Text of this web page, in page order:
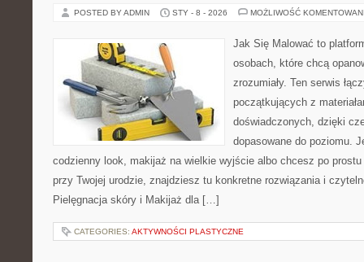
POSTED BY ADMIN STY - 8 - 2026 MOŻLIWOŚĆ
Jak Się Malować to
osobach, które chcą
zrozumiały. Ten serwis
początkujących z
doświadczonych, dzięki
dopasowane do poziomu.
codzienny look, makijaż na wielkie wyjście albo chcesz po prostu
przy Twojej urodzie, znajdziesz tu konkretne rozwiązania i
Pielęgnacja skóry i Makijaż dla […]
CATEGORIES: AKTYWNOŚCI PLASTYCZNE